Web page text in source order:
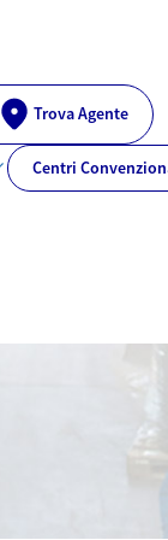
Trova Agente
Centri